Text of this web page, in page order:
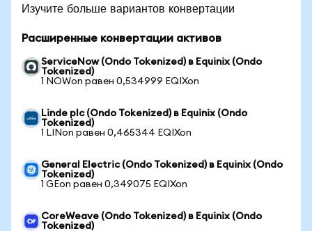
Изучите больше вариантов конвертации
Расширенные конвертации активов
ServiceNow (Ondo Tokenized) в Equinix (Ondo
Tokenized)
1 NOWon равен 0,534999 EQIXon
Linde plc (Ondo Tokenized) в Equinix (Ondo
Tokenized)
1 LINon равен 0,465344 EQIXon
General Electric (Ondo Tokenized) в Equinix (Ondo
Tokenized)
1 GEon равен 0,349075 EQIXon
CoreWeave (Ondo Tokenized) в Equinix (Ondo
Tokenized)